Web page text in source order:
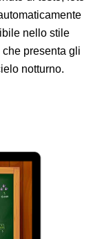
nello stile
presenta gli
notturno.